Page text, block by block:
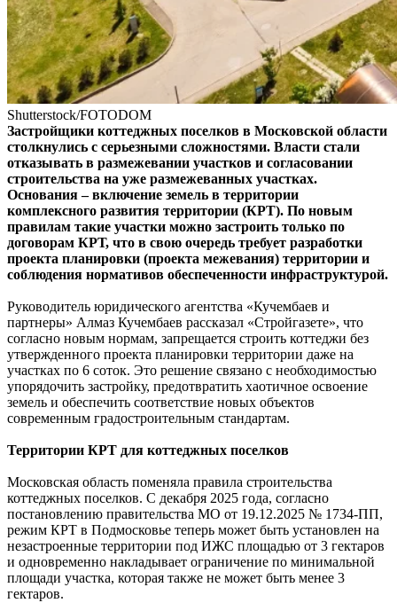
Shutterstock/FOTODOM
Застройщики коттеджных поселков в Московской области
столкнулись с серьезными сложностями. Власти стали
отказывать в размежевании участков и согласовании
строительства на уже размежеванных участках.
Основания – включение земель в территории
комплексного развития территории (КРТ). По новым
правилам такие участки можно застроить только по
договорам КРТ, что в свою очередь требует разработки
проекта планировки (проекта межевания) территории и
соблюдения нормативов обеспеченности инфраструктурой.
Руководитель юридического агентства «Кучембаев и
партнеры» Алмаз Кучембаев рассказал «Стройгазете», что
согласно новым нормам, запрещается строить коттеджи без
утвержденного проекта планировки территории даже на
участках по 6 соток. Это решение связано с необходимостью
упорядочить застройку, предотвратить хаотичное освоение
земель и обеспечить соответствие новых объектов
современным градостроительным стандартам.
Территории КРТ для коттеджных поселков
Московская область поменяла правила строительства
коттеджных поселков. С декабря 2025 года, согласно
постановлению правительства МО от 19.12.2025 № 1734-ПП,
режим КРТ в Подмосковье теперь может быть установлен на
незастроенные территории под ИЖС площадью от 3 гектаров
и одновременно накладывает ограничение по минимальной
площади участка, которая также не может быть менее 3
гектаров.